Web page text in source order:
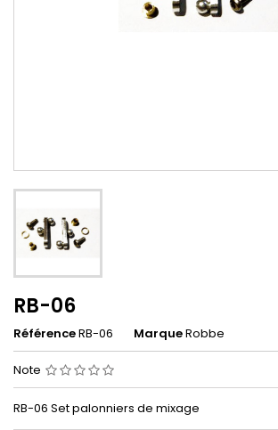
RB-06
RéférenceRB-06 MarqueRobbe
Note
RB-06 Set palonniers de mixage